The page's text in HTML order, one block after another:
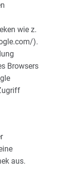
wie z.
).
Browsers
aus.